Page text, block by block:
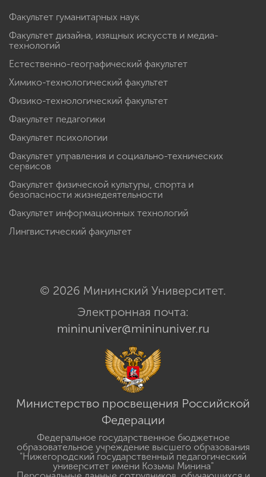
Факультет гуманитарных наук
Факультет дизайна, изящных искусств и медиа-
технологий
Естественно-географический факультет
Химико-технологический факультет
Физико-технологический факультет
Факультет педагогики
Факультет психологии
Факультет управления и социально-технических
сервисов
Факультет физической культуры, спорта и
безопасности жизнедеятельности
Факультет информационных технологий
Лингвистический факультет
© 2026 Мининский Университет.
Электронная почта:
mininuniver@mininuniver.ru
Министерство просвещения Российской
Федерации
Федеральное государственное бюджетное
образовательное учреждение высшего образования
"Нижегородский государственный педагогический
университет имени Козьмы Минина"